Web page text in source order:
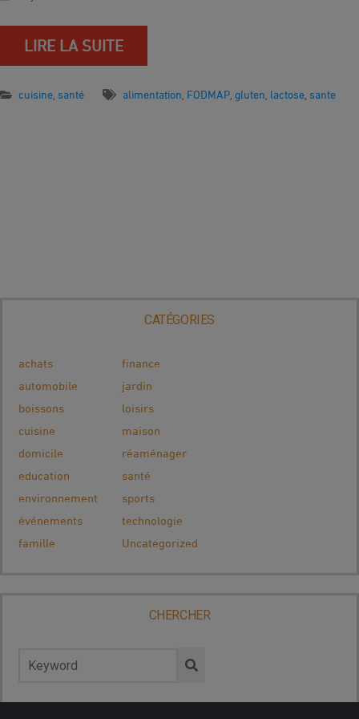
LIRE LA SUITE
cuisine santé alimentation FODMAP gluten lactose sante
CATÉGORIES
achats
automobile
boissons
cuisine
domicile
education
environnement
événements
famille
finance
jardin
loisirs
maison
réaménager
santé
sports
technologie
Uncategorized
CHERCHER